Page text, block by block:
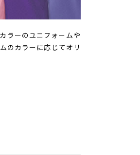
ラーのユニフォームや
のカラーに応じてオリ